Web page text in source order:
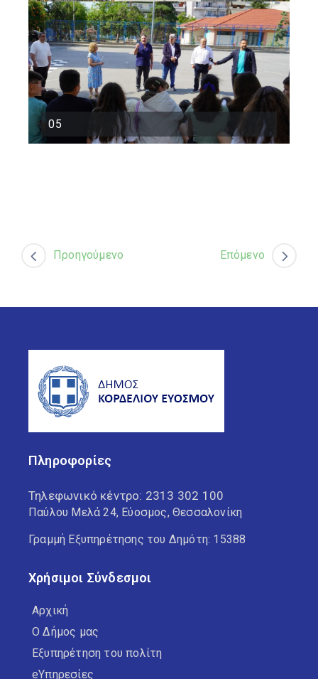
05
Προηγούμενο Επόμενο
Πληροφορίες
Τηλεφωνικό κέντρο: 2313 302 100
Παύλου Μελά 24, Εύοσμος, Θεσσαλονίκη
Γραμμή Εξυπηρέτησης του Δημότη: 15388
Χρήσιμοι Σύνδεσμοι
Αρχική
Ο Δήμος μας
Εξυπηρέτηση του πολίτη
eΥπηρεσίες